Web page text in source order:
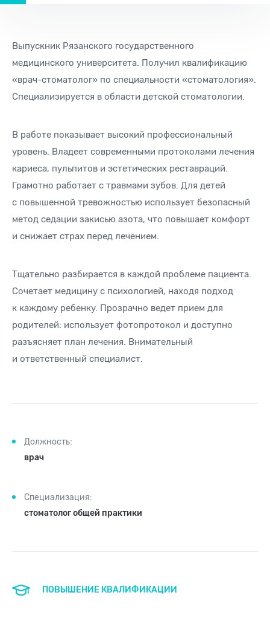
Выпускник Рязанского государственного
медицинского университета. Получил квалификацию
«врач-стоматолог» по специальности «стоматология».
Специализируется в области детской стоматологии.
В работе показывает высокий профессиональный
уровень. Владеет современными протоколами лечения
кариеса, пульпитов и эстетических реставраций.
Грамотно работает с травмами зубов. Для детей
с повышенной тревожностью использует безопасный
метод седации закисью азота, что повышает комфорт
и снижает страх перед лечением.
Тщательно разбирается в каждой проблеме пациента.
Сочетает медицину с психологией, находя подход
к каждому ребенку. Прозрачно ведет прием для
родителей: использует фотопротокол и доступно
разъясняет план лечения. Внимательный
и ответственный специалист.
Должность:
врач
Специализация:
стоматолог общей практики
ПОВЫШЕНИЕ КВАЛИФИКАЦИИ